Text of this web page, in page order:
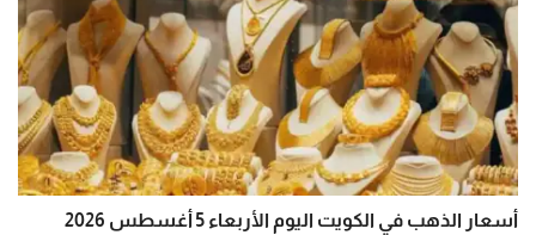
أسعار الذهب في الكويت اليوم الأربعاء 5 أغسطس 2026